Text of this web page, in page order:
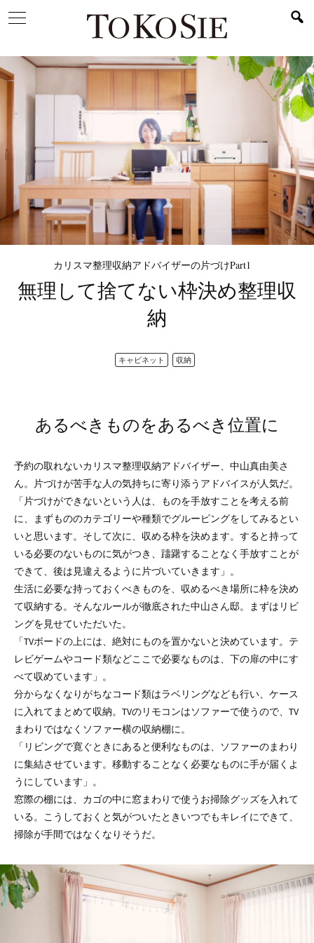
カリスマ整理収納アドバイザーの片づけPart1
無理して捨てない枠決め整理収
納
キャビネット 収納
あるべきものをあるべき位置に
予約の取れないカリスマ整理収納アドバイザー、中山真由美さ
ん。片づけが苦手な人の気持ちに寄り添うアドバイスが人気だ。
「片づけができないという人は、ものを手放すことを考える前
に、まずもののカテゴリーや種類でグルーピングをしてみるとい
いと思います。そして次に、収める枠を決めます。すると持って
いる必要のないものに気がつき、躊躇することなく手放すことが
できて、後は見違えるように片づいていきます」。
生活に必要な持っておくべきものを、収めるべき場所に枠を決め
て収納する。そんなルールが徹底された中山さん邸。まずはリビ
ングを見せていただいた。
「TVボードの上には、絶対にものを置かないと決めています。テ
レビゲームやコード類などここで必要なものは、下の扉の中にす
べて収めています」。
分からなくなりがちなコード類はラベリングなども行い、ケース
に入れてまとめて収納。TVのリモコンはソファーで使うので、TV
まわりではなくソファー横の収納棚に。
「リビングで寛ぐときにあると便利なものは、ソファーのまわり
に集結させています。移動することなく必要なものに手が届くよ
うにしています」。
窓際の棚には、カゴの中に窓まわりで使うお掃除グッズを入れて
いる。こうしておくと気がついたときいつでもキレイにできて、
掃除が手間ではなくなりそうだ。